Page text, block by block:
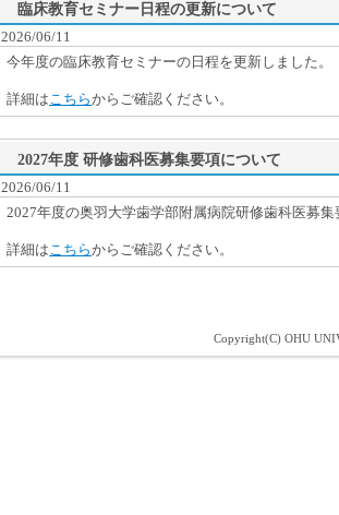
臨床教育セミナー日程の更新について
2026/06/11
今年度の臨床教育セミナーの日程を更新しました。
詳細はこちらからご確認ください。
2027年度 研修歯科医募集要項について
2026/06/11
2027年度の奥羽大学歯学部附属病院研修歯科医募
詳細はこちらからご確認ください。
Copyright(C) OHU